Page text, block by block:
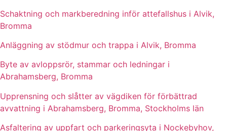
Schaktning och markberedning inför attefallshus i Alvik,
Bromma
Anläggning av stödmur och trappa i Alvik, Bromma
Byte av avloppsrör, stammar och ledningar i
Abrahamsberg, Bromma
Upprensning och slåtter av vägdiken för förbättrad
avvattning i Abrahamsberg, Bromma, Stockholms län
Asfaltering av uppfart och parkeringsyta i Nockebyhov,